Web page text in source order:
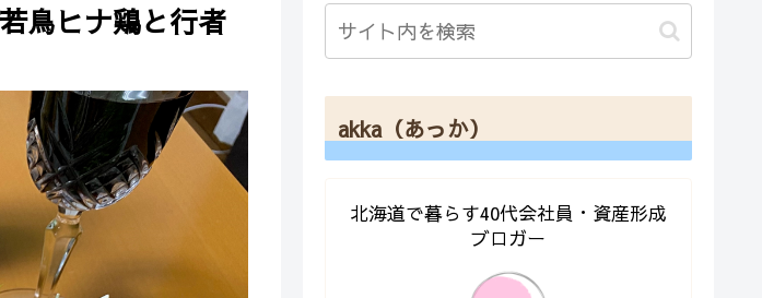
鳥ヒナ鶏と行者
akka（あっか）
北海道で暮らす40代会社員・資産形成
ブロガー